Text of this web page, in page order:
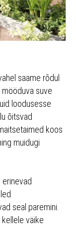
saame rõdul
suve
loodusesse
õitsvad
koos
muidugi
seal paremini.
väike